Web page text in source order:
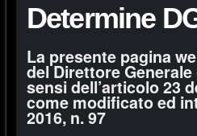
Determine
La presente pagina
del Direttore
sensi dell’articolo 23
come modificato ed
2016, n. 97